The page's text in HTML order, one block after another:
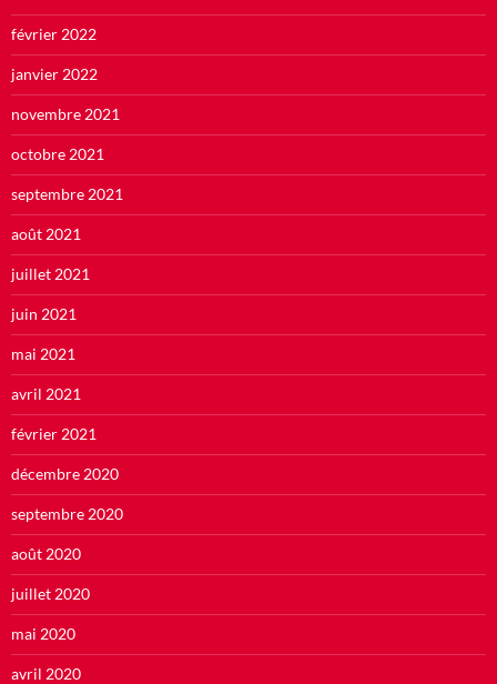
février 2022
janvier 2022
novembre 2021
octobre 2021
septembre 2021
août 2021
juillet 2021
juin 2021
mai 2021
avril 2021
février 2021
décembre 2020
septembre 2020
août 2020
juillet 2020
mai 2020
avril 2020